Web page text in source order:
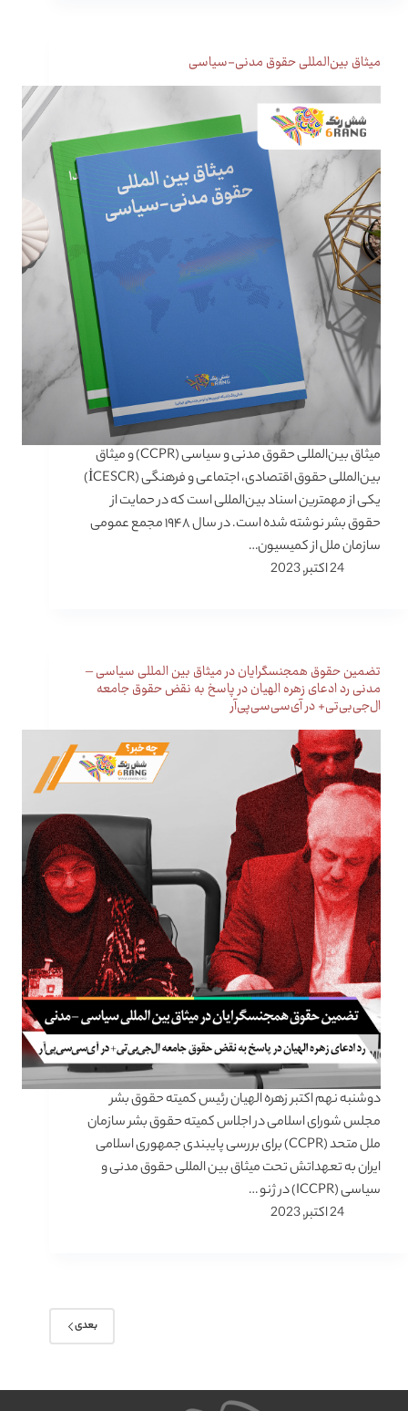
میثاق بین‌المللی حقوق مدنی-سیاسی
میثاق بین‌المللی حقوق مدنی و سیاسی (CCPR) و میثاق
بین‌المللی حقوق اقتصادی، اجتماعی و فرهنگی (İCESCR)
یکی از مهمترین اسناد بین‌المللی است که در حمایت از
حقوق بشر نوشته شده است. در سال ۱۹۴۸ مجمع عمومی
سازمان ملل از کمیسیون…
24 اکتبر, 2023
تضمین حقوق همجنسگرایان در میثاق بین المللی سیاسی –
مدنی رد ادعای زهره الهیان در پاسخ به نقض حقوق جامعه
ال‌جی‌بی‌تی+ در آی‌سی‌سی‌پی‌آر
دوشنبه نهم اکتبر زهره الهیان رئیس کمیته حقوق بشر
مجلس شورای اسلامی در اجلاس کمیته حقوق بشر سازمان
ملل متحد (CCPR) برای بررسی پایبندی جمهوری اسلامی
ایران به تعهداتش تحت میثاق بین المللی حقوق مدنی و
سیاسی (ICCPR) در ژنو …
24 اکتبر, 2023
بعدی